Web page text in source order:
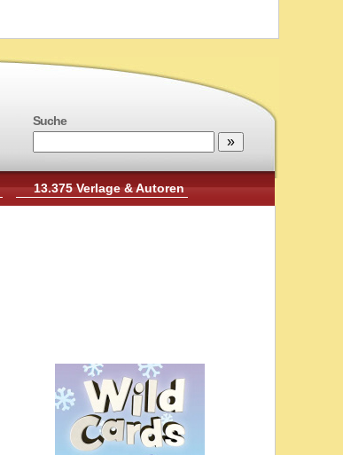
Suche
13.375 Verlage & Autoren